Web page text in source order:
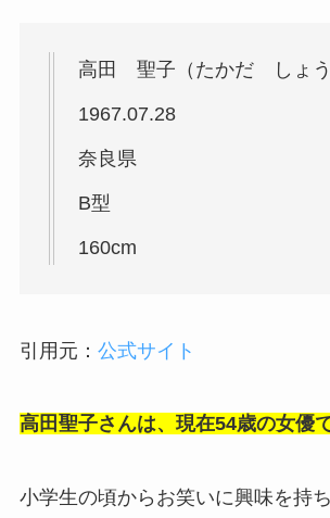
高田 聖子（たかだ しょう
1967.07.28
奈良県
B型
160cm
引用元： 公式サイト
高田聖子さんは、現在54歳の女優で
小学生の頃からお笑いに興味を持